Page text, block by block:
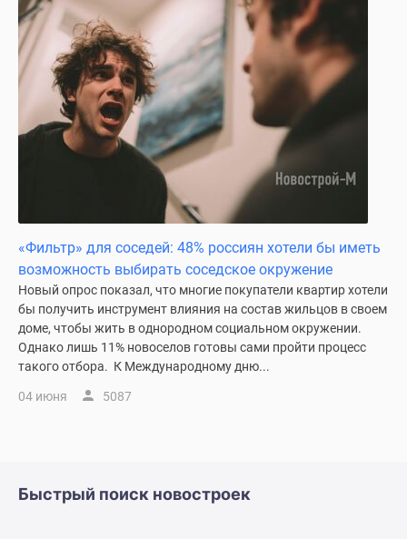
«Фильтр» для соседей: 48% россиян хотели бы иметь
возможность выбирать соседское окружение
Новый опрос показал, что многие покупатели квартир хотели
бы получить инструмент влияния на состав жильцов в своем
доме, чтобы жить в однородном социальном окружении.
Однако лишь 11% новоселов готовы сами пройти процесс
такого отбора. К Международному дню...
04 июня 5087
Быстрый поиск новостроек